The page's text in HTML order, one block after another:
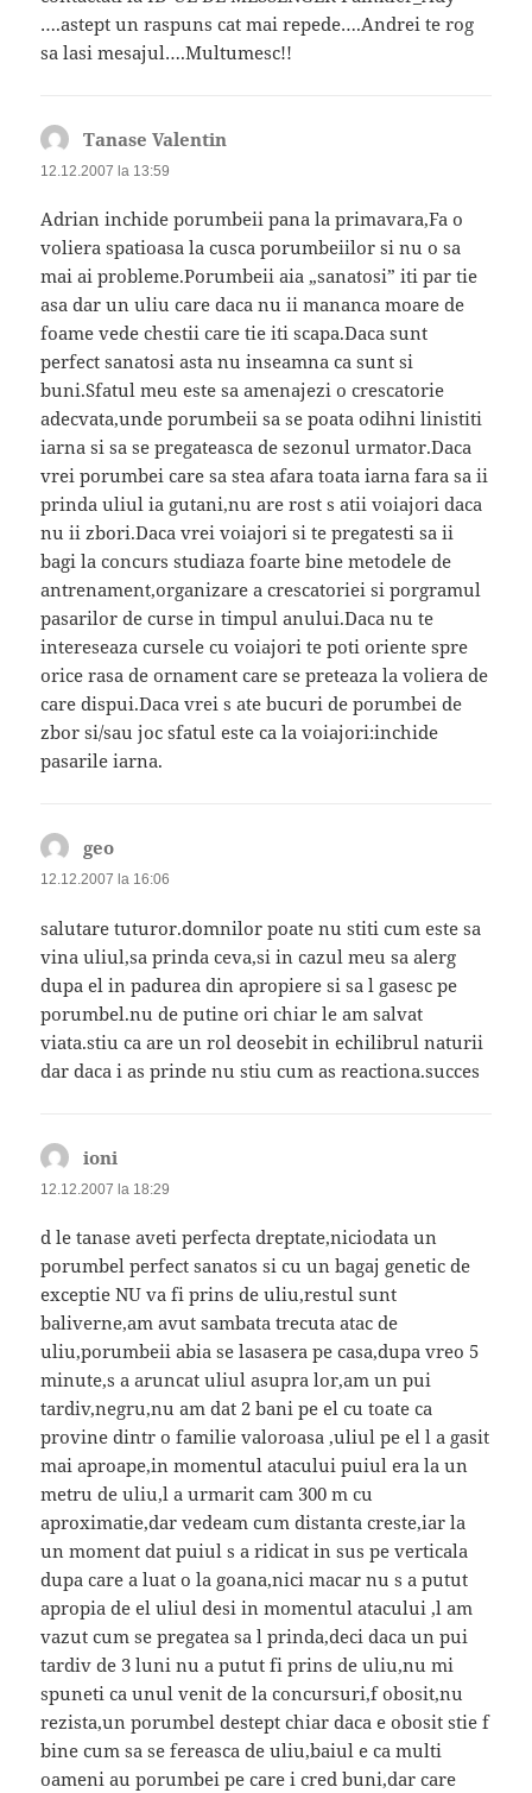
….astept un raspuns cat mai repede….Andrei te rog
sa lasi mesajul….Multumesc!!
Tanase Valentin
12.12.2007 la 13:59
Adrian inchide porumbeii pana la primavara,Fa o
voliera spatioasa la cusca porumbeiilor si nu o sa
mai ai probleme.Porumbeii aia „sanatosi” iti par tie
asa dar un uliu care daca nu ii mananca moare de
foame vede chestii care tie iti scapa.Daca sunt
perfect sanatosi asta nu inseamna ca sunt si
buni.Sfatul meu este sa amenajezi o crescatorie
adecvata,unde porumbeii sa se poata odihni linistiti
iarna si sa se pregateasca de sezonul urmator.Daca
vrei porumbei care sa stea afara toata iarna fara sa ii
prinda uliul ia gutani,nu are rost s atii voiajori daca
nu ii zbori.Daca vrei voiajori si te pregatesti sa ii
bagi la concurs studiaza foarte bine metodele de
antrenament,organizare a crescatoriei si porgramul
pasarilor de curse in timpul anului.Daca nu te
intereseaza cursele cu voiajori te poti oriente spre
orice rasa de ornament care se preteaza la voliera de
care dispui.Daca vrei s ate bucuri de porumbei de
zbor si/sau joc sfatul este ca la voiajori:inchide
pasarile iarna.
geo
12.12.2007 la 16:06
salutare tuturor.domnilor poate nu stiti cum este sa
vina uliul,sa prinda ceva,si in cazul meu sa alerg
dupa el in padurea din apropiere si sa l gasesc pe
porumbel.nu de putine ori chiar le am salvat
viata.stiu ca are un rol deosebit in echilibrul naturii
dar daca i as prinde nu stiu cum as reactiona.succes
ioni
12.12.2007 la 18:29
d le tanase aveti perfecta dreptate,niciodata un
porumbel perfect sanatos si cu un bagaj genetic de
exceptie NU va fi prins de uliu,restul sunt
baliverne,am avut sambata trecuta atac de
uliu,porumbeii abia se lasasera pe casa,dupa vreo 5
minute,s a aruncat uliul asupra lor,am un pui
tardiv,negru,nu am dat 2 bani pe el cu toate ca
provine dintr o familie valoroasa ,uliul pe el l a gasit
mai aproape,in momentul atacului puiul era la un
metru de uliu,l a urmarit cam 300 m cu
aproximatie,dar vedeam cum distanta creste,iar la
un moment dat puiul s a ridicat in sus pe verticala
dupa care a luat o la goana,nici macar nu s a putut
apropia de el uliul desi in momentul atacului ,l am
vazut cum se pregatea sa l prinda,deci daca un pui
tardiv de 3 luni nu a putut fi prins de uliu,nu mi
spuneti ca unul venit de la concursuri,f obosit,nu
rezista,un porumbel destept chiar daca e obosit stie f
bine cum sa se fereasca de uliu,baiul e ca multi
oameni au porumbei pe care i cred buni,dar care